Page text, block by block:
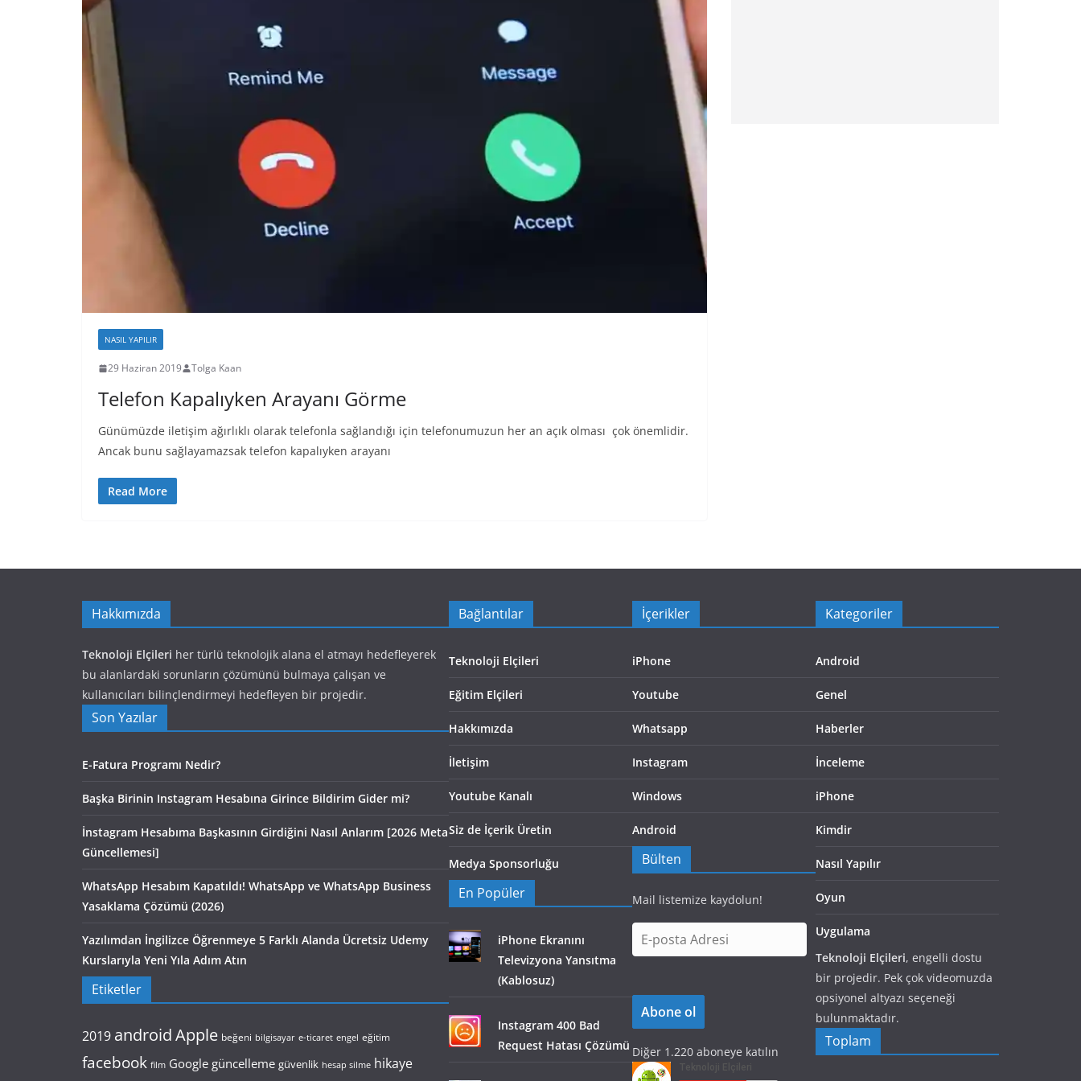
NASIL YAPILIR
29 Haziran 2019 Tolga Kaan
Telefon Kapalıyken Arayanı Görme
Günümüzde iletişim ağırlıklı olarak telefonla sağlandığı için telefonumuzun her an açık olması çok önemlidir.
Ancak bunu sağlayamazsak telefon kapalıyken arayanı
Read More
Hakkımızda
Teknoloji Elçileri her türlü teknolojik alana el atmayı hedefleyerek
bu alanlardaki sorunların çözümünü bulmaya çalışan ve
kullanıcıları bilinçlendirmeyi hedefleyen bir projedir.
Son Yazılar
E-Fatura Programı Nedir?
Başka Birinin Instagram Hesabına Girince Bildirim Gider mi?
İnstagram Hesabıma Başkasının Girdiğini Nasıl Anlarım [2026 Meta
Güncellemesi]
WhatsApp Hesabım Kapatıldı! WhatsApp ve WhatsApp Business
Yasaklama Çözümü (2026)
Yazılımdan İngilizce Öğrenmeye 5 Farklı Alanda Ücretsiz Udemy
Kurslarıyla Yeni Yıla Adım Atın
Etiketler
2019 androidApple beğeni bilgisayar e-ticaret engel eğitim
facebook film Google güncelleme güvenlik hesap silme hikaye
Bağlantılar
Teknoloji Elçileri
Eğitim Elçileri
Hakkımızda
İletişim
Youtube Kanalı
Siz de İçerik Üretin
Medya Sponsorluğu
En Popüler
iPhone Ekranını
Televizyona Yansıtma
(Kablosuz)
Instagram 400 Bad
Request Hatası Çözümü
İçerikler
iPhone
Youtube
Whatsapp
Instagram
Windows
Android
Bülten
Mail listemize kaydolun!
-
o
t
a
A
Abone ol
Diğer 1.220 aboneye katılın
Kategoriler
Android
Genel
Haberler
İnceleme
iPhone
Kimdir
Nasıl Yapılır
Oyun
Uygulama
Teknoloji Elçileri, engelli dostu
bir projedir. Pek çok videomuzda
opsiyonel altyazı seçeneği
bulunmaktadır.
Toplam